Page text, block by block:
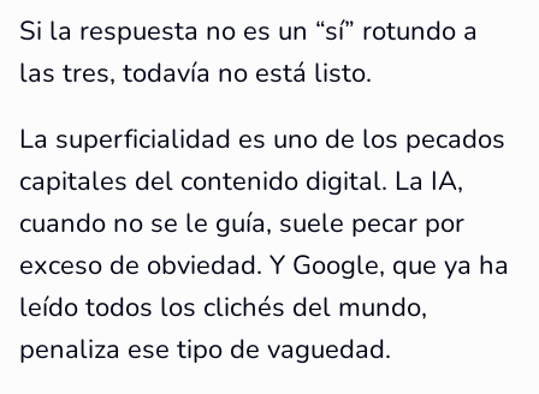
Si la respuesta no es un “sí” rotundo a
las tres, todavía no está listo.
La superficialidad es uno de los pecados
capitales del contenido digital. La IA,
cuando no se le guía, suele pecar por
exceso de obviedad. Y Google, que ya ha
leído todos los clichés del mundo,
penaliza ese tipo de vaguedad.